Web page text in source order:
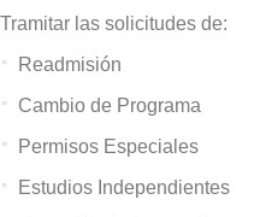
Tramitar las solicitudes de:
Readmisión
Cambio de Programa
Permisos Especiales
Estudios Independientes